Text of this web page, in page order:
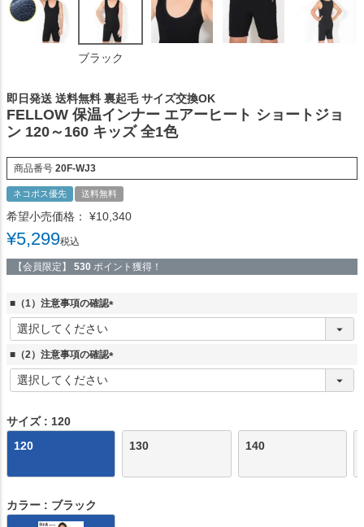
ブラック
即日発送 送料無料 裏起毛 サイズ交換OK
FELLOW 保温インナー エアーヒート ショートジョ
ン 120～160 キッズ 全1色
商品番号 20F-WJ3
ネコポス優先 送料無料
希望小売価格： ¥10,340
¥5,299税込
【会員限定】 530 ポイント獲得！
■（1）注意事項の確認
(
須
■（2）注意事項の確認
(
サイズ
120
120
130 140
カラー ブラック